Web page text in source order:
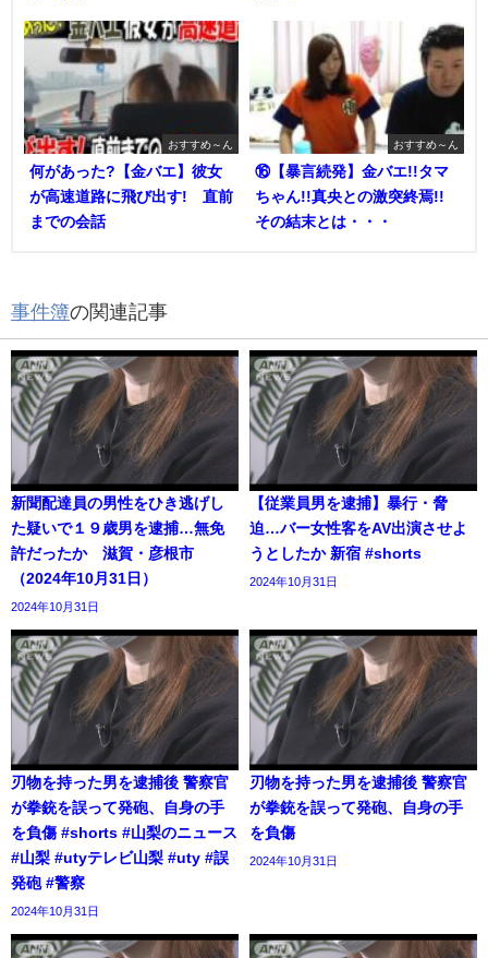
おすすめ～ん
何があった?【金バエ】彼女
が高速道路に飛び出す! 直前
までの会話
おすすめ～ん
⑯【暴言続発】金バエ!!タマ
ちゃん!!真央との激突終焉!!
その結末とは・・・
事件簿の関連記事
新聞配達員の男性をひき逃げし
た疑いで１９歳男を逮捕…無免
許だったか 滋賀・彦根市
（2024年10月31日）
2024年10月31日
【従業員男を逮捕】暴行・脅
迫…バー女性客をAV出演させよ
うとしたか 新宿 #shorts
2024年10月31日
刃物を持った男を逮捕後 警察官
が拳銃を誤って発砲、自身の手
を負傷 #shorts #山梨のニュース
#山梨 #utyテレビ山梨 #uty #誤
発砲 #警察
2024年10月31日
刃物を持った男を逮捕後 警察官
が拳銃を誤って発砲、自身の手
を負傷
2024年10月31日